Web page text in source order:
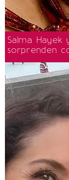
Salma Hayek
sorprenden